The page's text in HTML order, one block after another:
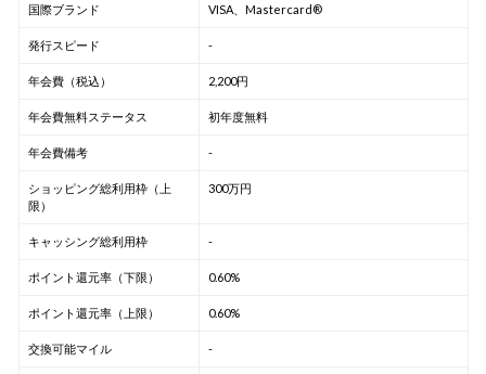
国際ブランド VISA、Mastercard®
発行スピード -
年会費（税込） 2,200円
年会費無料ステータス 初年度無料
年会費備考 -
ショッピング総利用枠（上
限）
300万円
キャッシング総利用枠 -
ポイント還元率（下限） 0.60%
ポイント還元率（上限） 0.60%
交換可能マイル -